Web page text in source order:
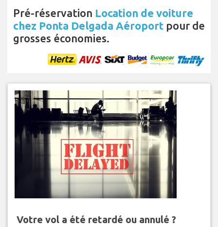
Pré-réservation Location de voiture
chez Ponta Delgada Aéroport pour de
grosses économies.
Votre vol a été retardé ou annulé ?